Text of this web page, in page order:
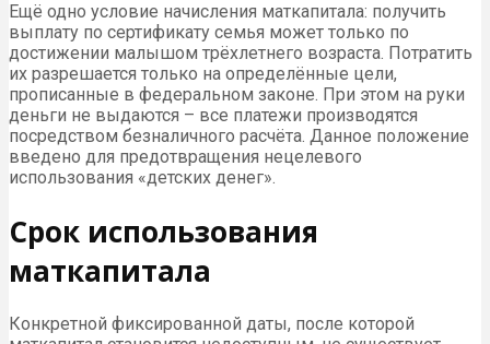
Ещё одно условие начисления маткапитала: получить
выплату по сертификату семья может только по
достижении малышом трёхлетнего возраста. Потратить
их разрешается только на определённые цели,
прописанные в федеральном законе. При этом на руки
деньги не выдаются – все платежи производятся
посредством безналичного расчёта. Данное положение
введено для предотвращения нецелевого
использования «детских денег».
Срок использования
маткапитала
Конкретной фиксированной даты, после которой